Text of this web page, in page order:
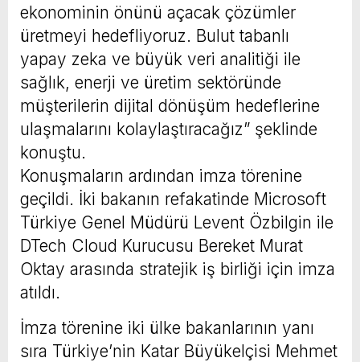
ekonominin önünü açacak çözümler
üretmeyi hedefliyoruz. Bulut tabanlı
yapay zeka ve büyük veri analitiği ile
sağlık, enerji ve üretim sektöründe
müşterilerin dijital dönüşüm hedeflerine
ulaşmalarını kolaylaştıracağız” şeklinde
konuştu.
Konuşmaların ardından imza törenine
geçildi. İki bakanın refakatinde Microsoft
Türkiye Genel Müdürü Levent Özbilgin ile
DTech Cloud Kurucusu Bereket Murat
Oktay arasında stratejik iş birliği için imza
atıldı.
İmza törenine iki ülke bakanlarının yanı
sıra Türkiye’nin Katar Büyükelçisi Mehmet